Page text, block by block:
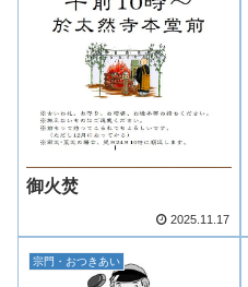
御火焚
2025.11.17
宗門・おつきあい